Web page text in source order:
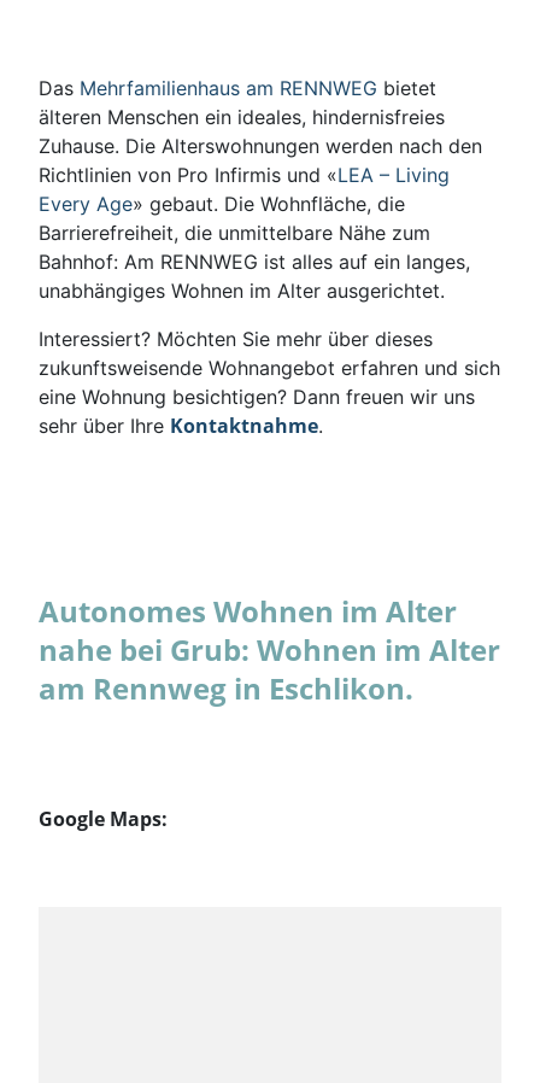
Das Mehrfamilienhaus am RENNWEG bietet
älteren Menschen ein ideales, hindernisfreies
Zuhause. Die Alterswohnungen werden nach den
Richtlinien von Pro Infirmis und «LEA – Living
Every Age» gebaut. Die Wohnfläche, die
Barrierefreiheit, die unmittelbare Nähe zum
Bahnhof: Am RENNWEG ist alles auf ein langes,
unabhängiges Wohnen im Alter ausgerichtet.
Interessiert? Möchten Sie mehr über dieses
zukunftsweisende Wohnangebot erfahren und sich
eine Wohnung besichtigen? Dann freuen wir uns
sehr über Ihre Kontaktnahme.
Autonomes Wohnen im Alter
nahe bei Grub: Wohnen im Alter
am Rennweg in Eschlikon.
Google Maps: